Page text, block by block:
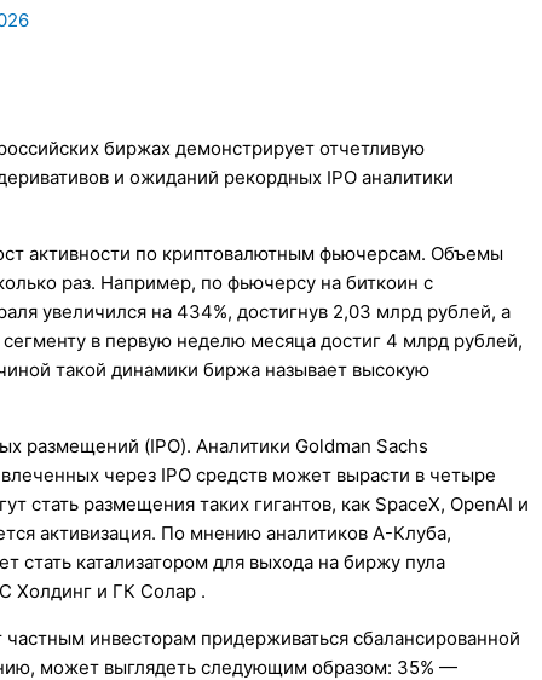
биржах демонстрирует отчетливую
и ожиданий рекордных IPO аналитики
активности по криптовалютным фьючерсам. Объемы
раз. Например, по фьючерсу на биткоин с
увеличился на 434%, достигнув 2,03 млрд рублей, а
в первую неделю месяца достиг 4 млрд рублей,
такой динамики биржа называет высокую
размещений (IPO). Аналитики Goldman Sachs
через IPO средств может вырасти в четыре
стать размещения таких гигантов, как SpaceX, OpenAI и
активизация. По мнению аналитиков А-Клуба,
катализатором для выхода на биржу пула
Холдинг и ГК Солар .
инвесторам придерживаться сбалансированной
может выглядеть следующим образом: 35% —